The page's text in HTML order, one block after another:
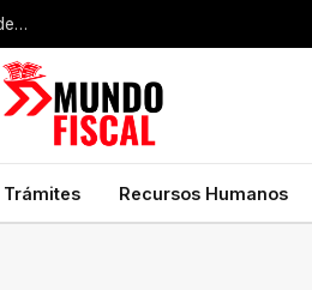
Expansión industrial de Estados Unidos impulsa la movilidad patrimonial de empresarios mexicanos
Trámites Recursos Humanos